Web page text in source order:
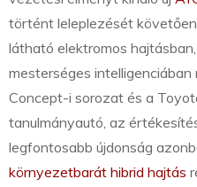
történt leleplezését
látható elektromos
mesterséges
Concept-i sorozat és a
tanulmányautó, az
legfontosabb újdonság
környezetbarát hibrid hajtás